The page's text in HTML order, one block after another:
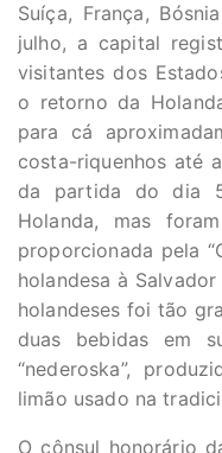
Suíça, França,
julho, a capital
visitantes dos
o retorno da
para cá
costa-riquenhos até
da partida do dia
Holanda, mas
proporcionada pela
holandesa à
holandeses foi tão
duas bebidas em
“nederoska”,
limão usado na
O cônsul honorário